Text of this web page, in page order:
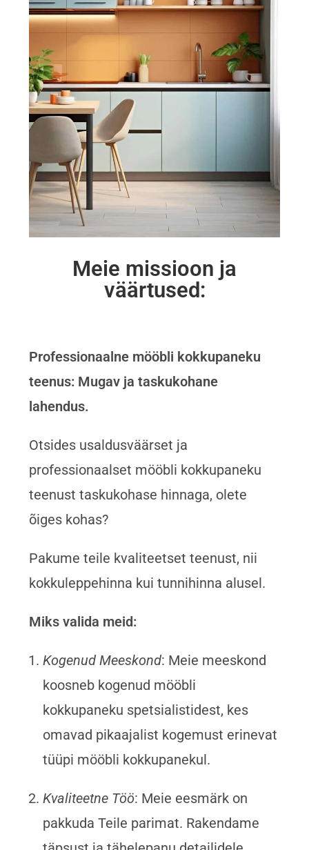
Meie missioon ja
väärtused:
Professionaalne mööbli kokkupaneku
teenus: Mugav ja taskukohane
lahendus.
Otsides usaldusväärset ja
professionaalset mööbli kokkupaneku
teenust taskukohase hinnaga, olete
õiges kohas?
Pakume teile kvaliteetset teenust, nii
kokkuleppehinna kui tunnihinna alusel.
Miks valida meid:
Kogenud Meeskond: Meie meeskond
koosneb kogenud mööbli
kokkupaneku spetsialistidest, kes
omavad pikaajalist kogemust erinevat
tüüpi mööbli kokkupanekul.
Kvaliteetne Töö: Meie eesmärk on
pakkuda Teile parimat. Rakendame